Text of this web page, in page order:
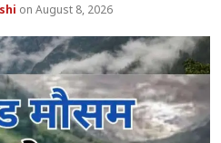
August 8, 2026